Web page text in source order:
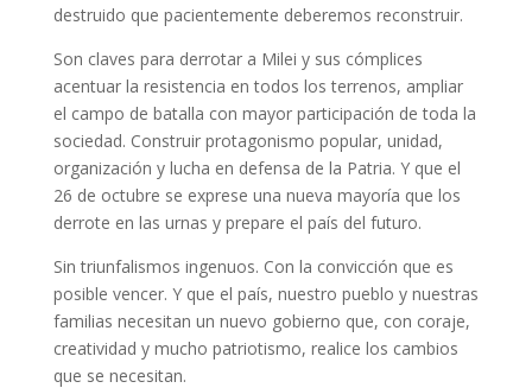
destruido que pacientemente deberemos reconstruir.
Son claves para derrotar a Milei y sus cómplices
acentuar la resistencia en todos los terrenos, ampliar
el campo de batalla con mayor participación de toda la
sociedad. Construir protagonismo popular, unidad,
organización y lucha en defensa de la Patria. Y que el
26 de octubre se exprese una nueva mayoría que los
derrote en las urnas y prepare el país del futuro.
Sin triunfalismos ingenuos. Con la convicción que es
posible vencer. Y que el país, nuestro pueblo y nuestras
familias necesitan un nuevo gobierno que, con coraje,
creatividad y mucho patriotismo, realice los cambios
que se necesitan.